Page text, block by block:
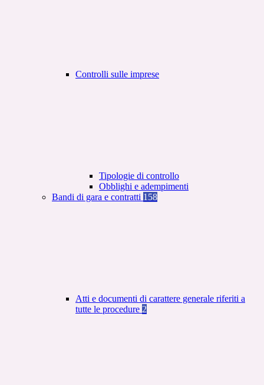
Controlli sulle imprese
Tipologie di controllo
Obblighi e adempimenti
Bandi di gara e contratti 158
Atti e documenti di carattere generale riferiti a
tutte le procedure 2